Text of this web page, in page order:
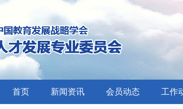
首页 新闻资讯 会员动态 工作